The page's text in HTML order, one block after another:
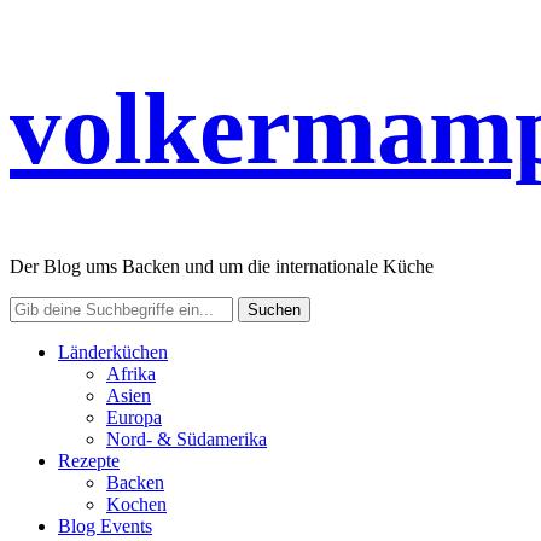
Der Blog ums Backen und um die internationale Küche
Länderküchen
Afrika
Asien
Europa
Nord- & Südamerika
Rezepte
Backen
Kochen
Blog Events